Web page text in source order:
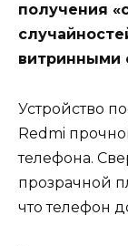
получения
витринными
Устройство
Redmi
телефона.
прозрачной
что телефон